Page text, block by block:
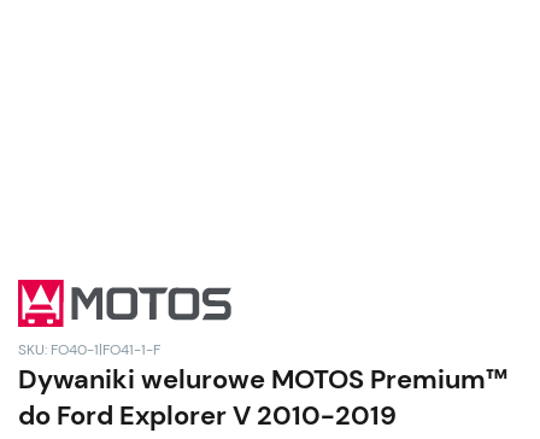
SKU: FO40-1|FO41-1-F
Dywaniki welurowe MOTOS Premium™
do Ford Explorer V 2010-2019